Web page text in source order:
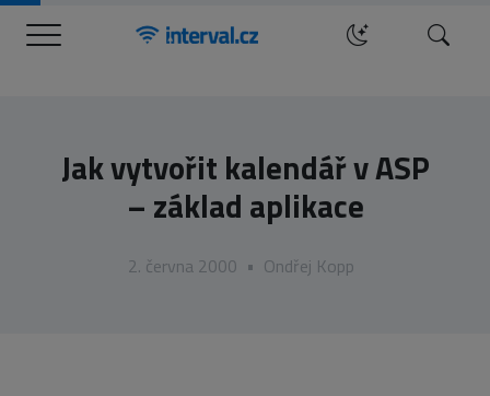
Menu Hledat
Jak vytvořit kalendář v ASP
– základ aplikace
2. června 2000 • Ondřej Kopp